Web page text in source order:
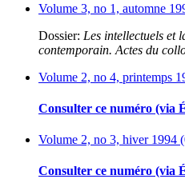
Volume 3, no 1, automne
Dossier: Les intellectuels et
contemporain. Actes du
Volume 2, no 4, printemps
Consulter ce numéro (via
Volume 2, no 3, hiver 1994
Consulter ce numéro (via